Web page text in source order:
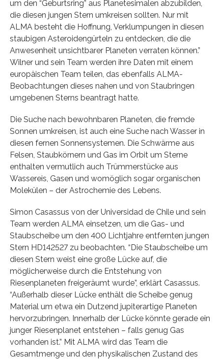
um den “Geburtsring” aus Planetesimalen abzubilden,
die diesen jungen Stern umkreisen sollten. Nur mit
ALMA besteht die Hoffnung, Verklumpungen in diesen
staubigen Asteroidengürteln zu entdecken, die die
Anwesenheit unsichtbarer Planeten verraten können.”
Wilner und sein Team werden ihre Daten mit einem
europäischen Team teilen, das ebenfalls ALMA-
Beobachtungen dieses nahen und von Staubringen
umgebenen Sterns beantragt hatte.
Die Suche nach bewohnbaren Planeten, die fremde
Sonnen umkreisen, ist auch eine Suche nach Wasser in
diesen fernen Sonnensystemen. Die Schwärme aus
Felsen, Staubkörnern und Gas im Orbit um Sterne
enthalten vermutlich auch Trümmerstücke aus
Wassereis, Gasen und womöglich sogar organischen
Molekülen – der Astrochemie des Lebens.
Simon Casassus von der Universidad de Chile und sein
Team werden ALMA einsetzen, um die Gas- und
Staubscheibe um den 400 Lichtjahre entfernten jungen
Stern HD142527 zu beobachten. “Die Staubscheibe um
diesen Stern weist eine große Lücke auf, die
möglicherweise durch die Entstehung von
Riesenplaneten freigeräumt wurde”, erklärt Casassus.
“Außerhalb dieser Lücke enthält die Scheibe genug
Material um etwa ein Dutzend jupiterartige Planeten
hervorzubringen. Innerhalb der Lücke könnte gerade ein
junger Riesenplanet entstehen – falls genug Gas
vorhanden ist.” Mit ALMA wird das Team die
Gesamtmenge und den physikalischen Zustand des